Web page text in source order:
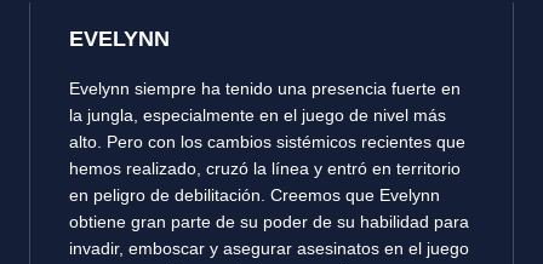
EVELYNN
Evelynn siempre ha tenido una presencia fuerte en
la jungla, especialmente en el juego de nivel más
alto. Pero con los cambios sistémicos recientes que
hemos realizado, cruzó la línea y entró en territorio
en peligro de debilitación. Creemos que Evelynn
obtiene gran parte de su poder de su habilidad para
invadir, emboscar y asegurar asesinatos en el juego